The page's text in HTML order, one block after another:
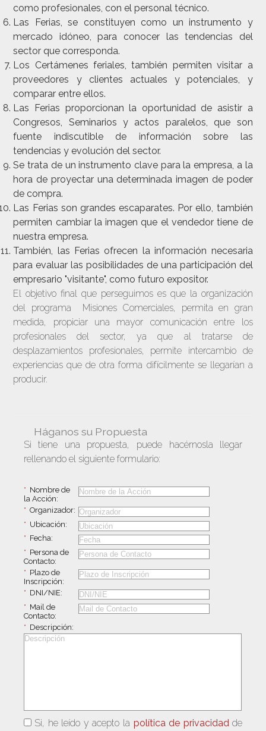
como profesionales, con el personal técnico.
Las Ferias, se constituyen como un instrumento y
mercado idóneo, para conocer las tendencias del
sector que corresponda.
Los Certámenes feriales, también permiten visitar a
proveedores y clientes actuales y potenciales, y
comparar entre ellos.
Las Ferias proporcionan la oportunidad de asistir a
Congresos, Seminarios y actos paralelos, que son
fuente indiscutible de información sobre las
tendencias y evolución del sector.
Se trata de un instrumento clave para la empresa, a la
hora de proyectar una determinada imagen de poder
de compra.
Las Ferias son grandes escaparates. Por ello, también
permiten cambiar la imagen que el vendedor tiene de
nuestra empresa.
También, las Ferias ofrecen la información necesaria
para evaluar las posibilidades de una participación del
empresario "visitante", como futuro expositor.
El objetivo final que perseguimos es que la organización
del programa Misiones Comerciales, permita en gran
medida, propiciar una mayor comunicación entre los
profesionales del sector, ya que al tratarse de
desplazamientos profesionales, permite intercambio de
experiencias que de otra forma difícilmente se llegarían a
producir.
Háganos su Propuesta
Si tiene una propuesta, puede hacérnosla llegar
rellenando el siguiente formulario:
* Nombre de
la Acción:
* Organizador:
* Ubicación:
* Fecha:
* Persona de
Contacto:
* Plazo de
Inscripción:
* DNI/NIE:
* Mail de
Contacto:
* Descripción:
Si, he leído y acepto la política de privacidadde